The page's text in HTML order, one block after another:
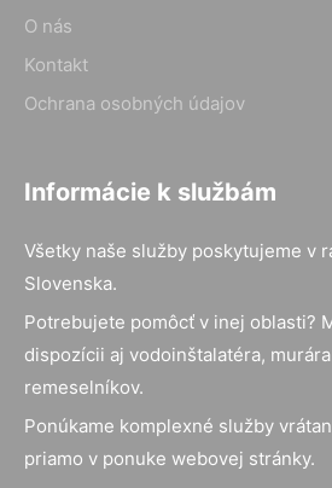
O nás
Kontakt
Ochrana osobných údajov
Informácie k službám
Všetky naše služby poskytujeme v
Slovenska.
Potrebujete pomôcť v inej oblasti?
dispozícii aj vodoinštalatéra,
remeselníkov.
Ponúkame komplexné služby
priamo v ponuke webovej stránky.